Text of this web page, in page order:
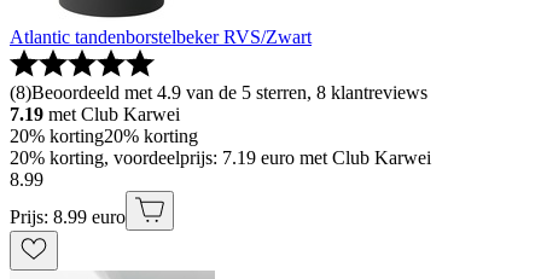
Atlantic tandenborstelbeker RVS/Zwart
(8)Beoordeeld met 4.9 van de 5 sterren, 8 klantreviews
7.19 met Club Karwei
20% korting20% korting
20% korting, voordeelprijs: 7.19 euro met Club Karwei
8.99
Prijs: 8.99 euro